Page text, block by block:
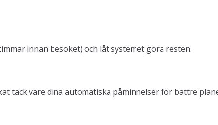
innan besöket) och låt systemet göra resten.
tack vare dina automatiska påminnelser för bättre